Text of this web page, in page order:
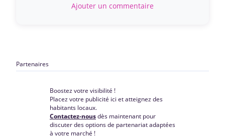
Ajouter un commentaire
Partenaires
Boostez votre visibilité !
Placez votre publicité ici et atteignez des
habitants locaux.
Contactez-nousdès maintenant pour
discuter des options de partenariat adaptées
à votre marché !